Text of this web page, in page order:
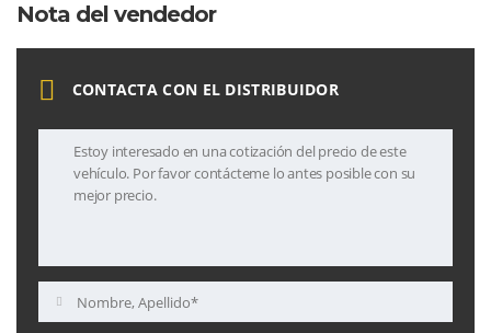
Nota del vendedor
CONTACTA CON EL DISTRIBUIDOR